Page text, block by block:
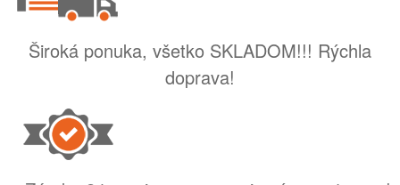
Široká ponuka, všetko SKLADOM!!! Rýchla
doprava!